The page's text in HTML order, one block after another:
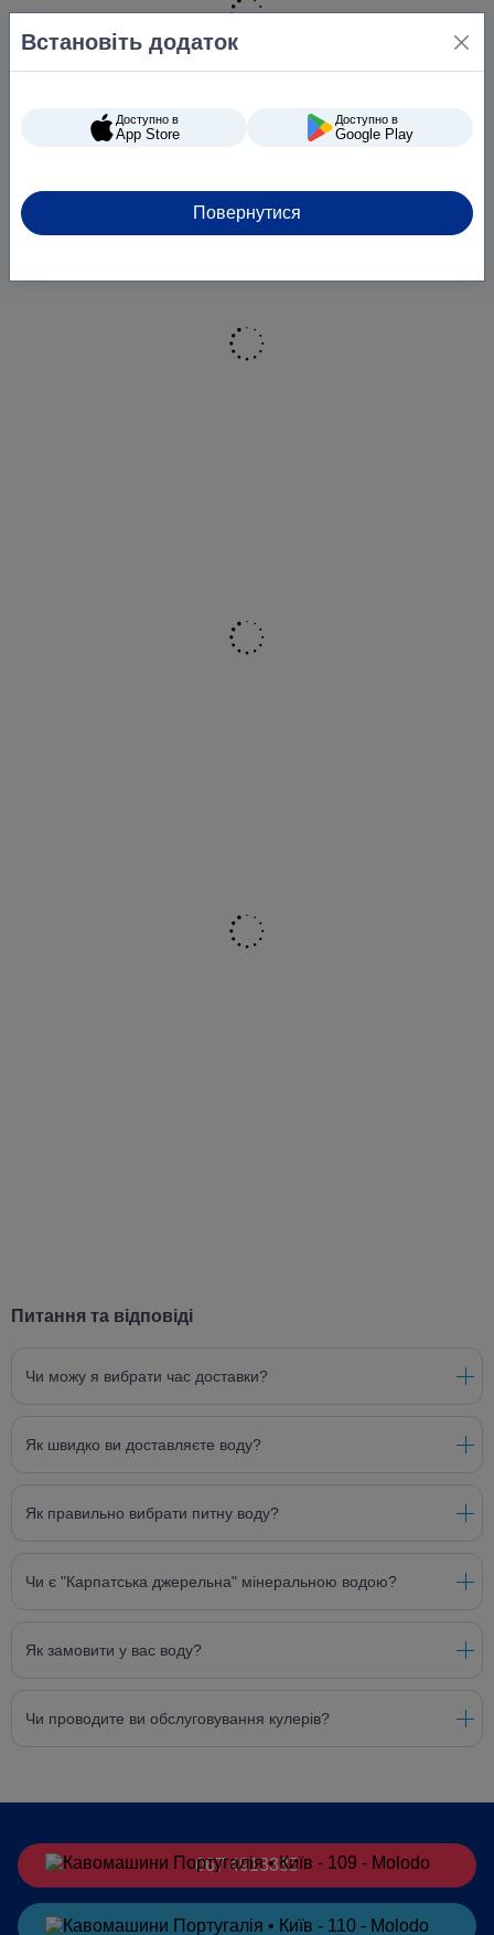
Питання та відповіді
Чи можу я вибрати час доставки?
Як швидко ви доставляєте воду?
Як правильно вибрати питну воду?
Чи є "Карпатська джерельна" мінеральною водою?
Як замовити у вас воду?
Чи проводите ви обслуговування кулерів?
067 4913385
Замовитив Telegram
Встановіть додаток
Доступно в
App Store
Доступно в
Google Play
Повернутися